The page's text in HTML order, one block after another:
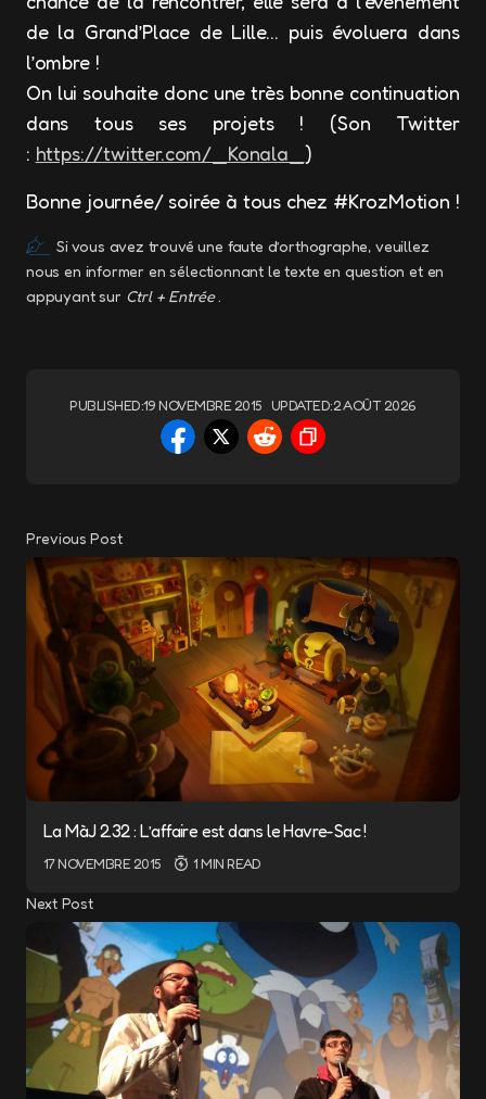
de la Grand’Place de Lille… puis évoluera dans
l’ombre !
On lui souhaite donc une très bonne continuation
dans tous ses projets ! (Son Twitter
: https://twitter.com/_Konala_ )
Bonne journée/ soirée à tous chez #KrozMotion !
Si vous avez trouvé une faute d’orthographe, veuillez
nous en informer en sélectionnant le texte en question et en
appuyant sur Ctrl + Entrée.
PUBLISHED:19 NOVEMBRE 2015 UPDATED:2 AOÛT 2026
Previous Post
La MàJ 2.32 : L’affaire est dans le Havre-Sac !
17 NOVEMBRE 2015 1 MIN READ
Next Post